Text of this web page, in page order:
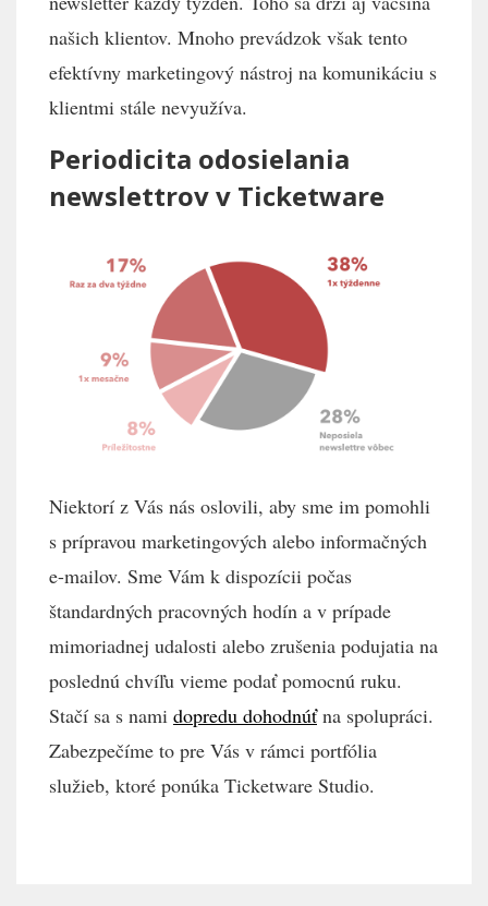
našich klientov. Mnoho prevádzok však tento
efektívny marketingový nástroj na komunikáciu s
klientmi stále nevyužíva.
Periodicita odosielania
newslettrov v Ticketware
Niektorí z Vás nás oslovili, aby sme im pomohli
s prípravou marketingových alebo informačných
e-mailov. Sme Vám k dispozícii počas
štandardných pracovných hodín a v prípade
mimoriadnej udalosti alebo zrušenia podujatia na
poslednú chvíľu vieme podať pomocnú ruku.
Stačí sa s nami dopredu dohodnúťna spolupráci.
Zabezpečíme to pre Vás v rámci portfólia
služieb, ktoré ponúka Ticketware Studio.